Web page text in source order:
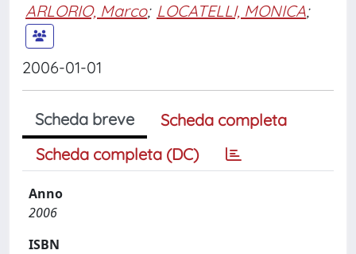
ARLORIO, Marco; LOCATELLI, MONICA;
2006-01-01
Scheda breve
Scheda completa
Scheda completa (DC)
Anno
2006
ISBN